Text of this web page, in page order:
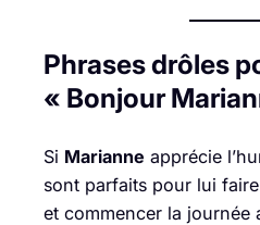
Phrases drôles
« Bonjour
Si Marianne apprécie
sont parfaits pour lui
et commencer la journée